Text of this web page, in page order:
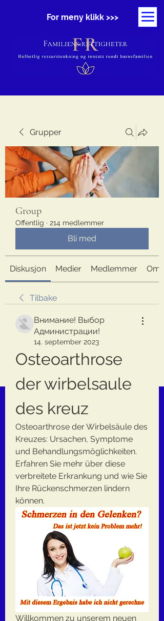
For meny klikk >>>
Grupper
Group
Offentlig · 214 medlemmer
Bli med
Diskusjon Medier Medlemmer Om
Tilbake
Внимание! Выбор
Администрации!
14. september 2023
Osteoarthrose
der wirbelsaule
des kreuz
Osteoarthrose der Wirbelsäule des
Kreuzes: Ursachen, Symptome
und Behandlungsmöglichkeiten.
Erfahren Sie mehr über diese
verbreitete Erkrankung und wie Sie
Ihre Rückenschmerzen lindern
können.
Willkommen zu unserem neuen